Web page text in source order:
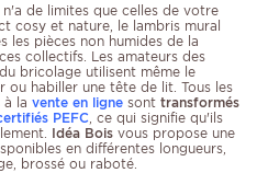
de limites que celles de votre
cosy et nature, le lambris mural
les pièces non humides de la
collectifs. Les amateurs des
bricolage utilisent même le
habiller une tête de lit. Tous les
à la vente en ligne sont transformés
PEFC , ce qui signifie qu'ils
Idéa Bois vous propose une
en différentes longueurs,
brossé ou raboté.